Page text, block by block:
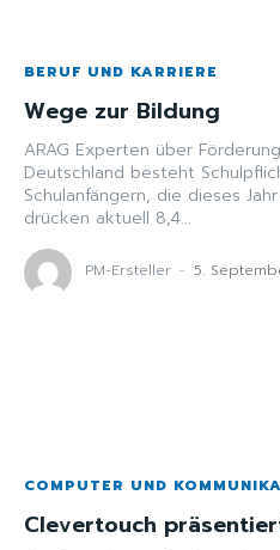
BERUF UND KARRIERE
Wege zur Bildung
ARAG Experten über
Deutschland besteht Schulpflicht. Mit den gut 800.000
Schulanfängern, die dieses
drücken aktuell 8,4...
PM-Ersteller - 5.
COMPUTER UND
Clevertouch